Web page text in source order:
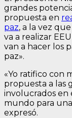
grandes
propuesta en
paz, a la vez
va a realizar
van a hacer los
paz».
«Yo ratifico con
propuesta a las
involucrados en
mundo para
expresó.